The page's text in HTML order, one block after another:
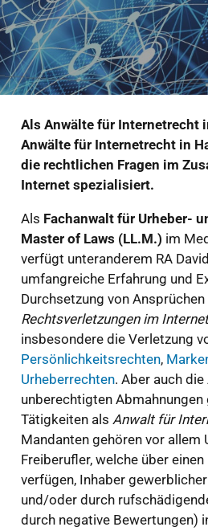
Als Anwälte für Internetrecht
Anwälte für Internetrecht in
die rechtlichen Fragen im
Internet spezialisiert.
Als Fachanwalt für Urheber-
Master of Laws (LL.M.) im
verfügt unteranderem RA
umfangreiche Erfahrung und
Durchsetzung von
Rechtsverletzungen im Internet
insbesondere die Verletzung
Persönlichkeitsrechten,
Urheberrechten. Aber auch
unberechtigten Abmahnungen
Tätigkeiten als Anwalt für
Mandanten gehören vor allem
Freiberufler, welche über
verfügen, Inhaber
und/oder durch
durch negative Bewertungen)